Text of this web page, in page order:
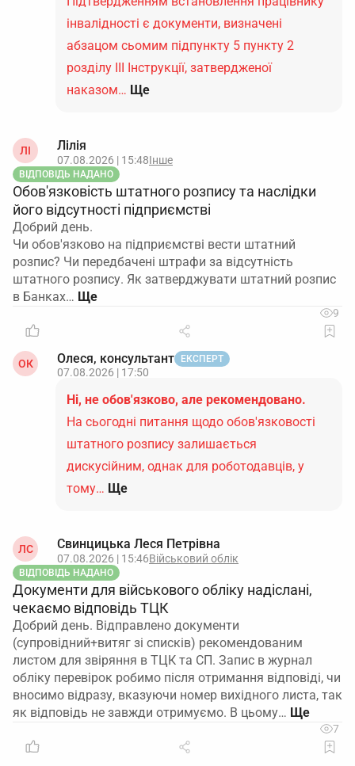
інвалідності є документи, визначені
абзацом сьомим підпункту 5 пункту 2
розділу ІІІ Інструкції, затвердженої
наказом… Ще
ЛІ Лілія
07.08.2026 | 15:48Інше
ВІДПОВІДЬ НАДАНО
Обов'язковість штатного розпису та наслідки
його відсутності підприємстві
Добрий день.
Чи обов'язково на підприємстві вести штатний
розпис? Чи передбачені штрафи за відсутність
штатного розпису. Як затверджувати штатний розпис
в Банках…
9
ОК Олеся, консультант ЕКСПЕРТ
07.08.2026 | 17:50
Ні, не обов'язково, але рекомендовано.
На сьогодні питання щодо обов'язковості
штатного розпису залишається
дискусійним, однак для роботодавців, у
тому… Ще
ЛС Свинцицька Леся Петрівна
07.08.2026 | 15:46Військовий облік
ВІДПОВІДЬ НАДАНО
Документи для військового обліку надіслані,
чекаємо відповідь ТЦК
Добрий день. Відправлено документи
(супровідний+витяг зі списків) рекомендованим
листом для звіряння в ТЦК та СП. Запис в журнал
обліку перевірок робимо після отримання відповіді, чи
вносимо відразу, вказуючи номер вихідного листа, так
як відповідь не завжди отримуємо. В цьому…
7